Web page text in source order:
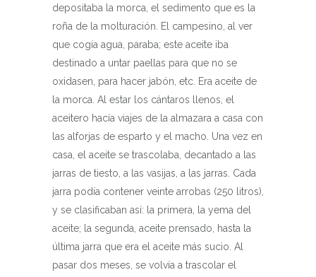
depositaba la morca, el sedimento que es la
roña de la molturación. El campesino, al ver
que cogía agua, paraba; este aceite iba
destinado a untar paellas para que no se
oxidasen, para hacer jabón, etc. Era aceite de
la morca. Al estar los cántaros llenos, el
aceitero hacía viajes de la almazara a casa con
las alforjas de esparto y el macho. Una vez en
casa, el aceite se trascolaba, decantado a las
jarras de tiesto, a las vasijas, a las jarras. Cada
jarra podía contener veinte arrobas (250 litros),
y se clasificaban así: la primera, la yema del
aceite; la segunda, aceite prensado, hasta la
última jarra que era el aceite más sucio. Al
pasar dos meses, se volvía a trascolar el